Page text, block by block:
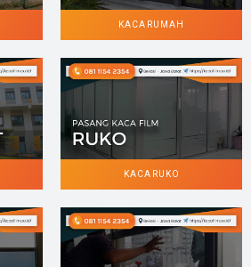
KACA RUMAH
KACA RUKO